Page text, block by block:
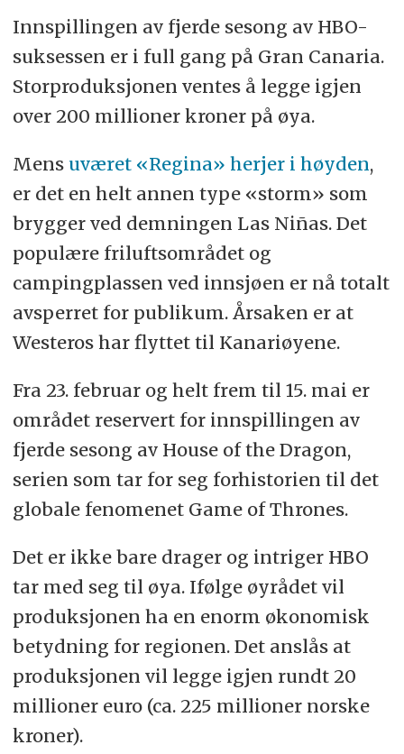
Innspillingen av fjerde sesong av HBO-
suksessen er i full gang på Gran Canaria.
Storproduksjonen ventes å legge igjen
over 200 millioner kroner på øya.
Mens uværet «Regina» herjer i høyden,
er det en helt annen type «storm» som
brygger ved demningen Las Niñas. Det
populære friluftsområdet og
campingplassen ved innsjøen er nå totalt
avsperret for publikum. Årsaken er at
Westeros har flyttet til Kanariøyene.
Fra 23. februar og helt frem til 15. mai er
området reservert for innspillingen av
fjerde sesong av House of the Dragon,
serien som tar for seg forhistorien til det
globale fenomenet Game of Thrones.
Det er ikke bare drager og intriger HBO
tar med seg til øya. Ifølge øyrådet vil
produksjonen ha en enorm økonomisk
betydning for regionen. Det anslås at
produksjonen vil legge igjen rundt 20
millioner euro (ca. 225 millioner norske
kroner).